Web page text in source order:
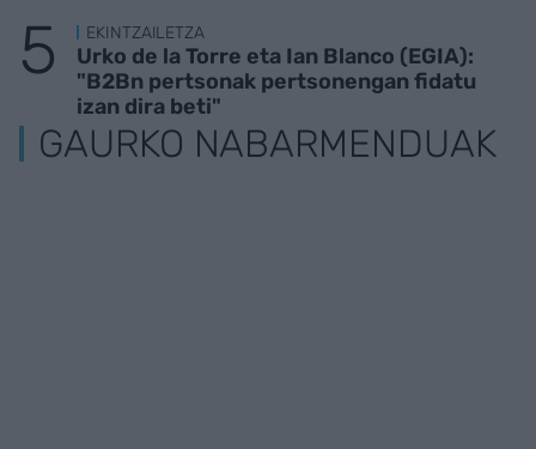
EKINTZAILETZA
Urko de la Torre eta Ian Blanco (EGIA):
"B2Bn pertsonak pertsonengan fidatu
izan dira beti"
GAURKO NABARMENDUAK